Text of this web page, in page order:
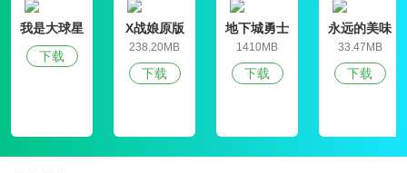
我是大球星
下载
X战娘原版
238.20MB
下载
地下城勇士
官网版
1410MB
下载
永远的美味
星球4破解版
33.47MB
下载